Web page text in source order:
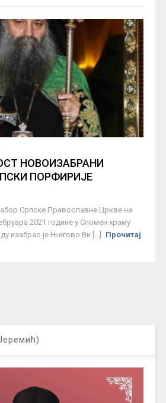
НОВОИЗАБРАНИ
ПОРФИРИЈЕ
Српске Православне Цркве на
2021 године у Спомен храму
изабрао је Његово Ви [...]
Прочитај